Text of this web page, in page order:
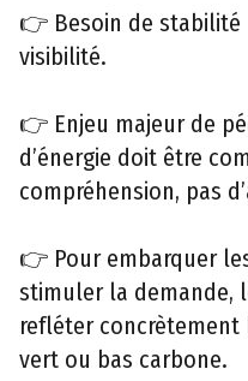
👉 Besoin de stabilité
visibilité.
👉 Enjeu majeur de
d’énergie doit être
compréhension, pas
👉 Pour embarquer
stimuler la demande,
refléter concrètement
vert ou bas carbone.